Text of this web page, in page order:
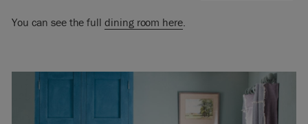
You can see the fulldining room here.